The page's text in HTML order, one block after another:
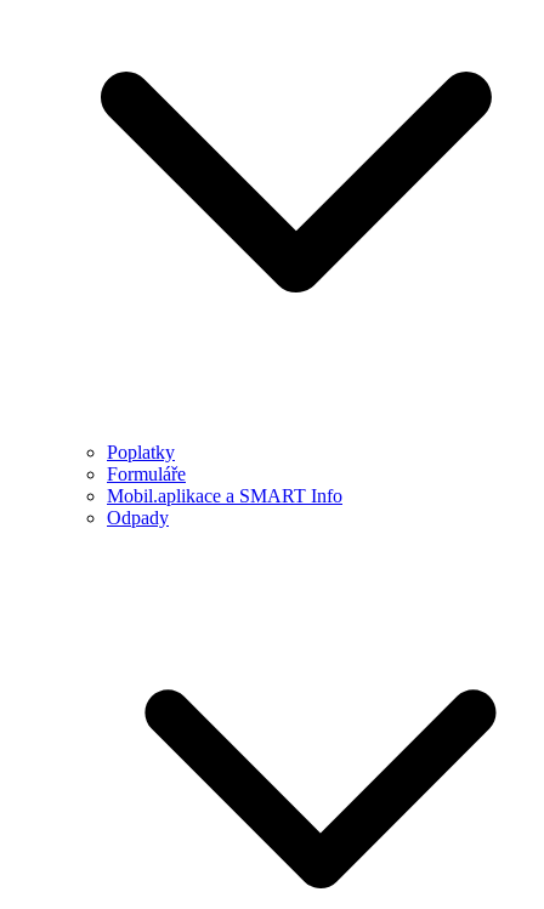
Poplatky
Formuláře
Mobil.aplikace a SMART Info
Odpady